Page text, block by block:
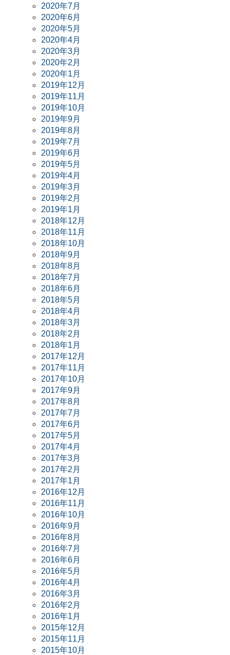
2020年7月
2020年6月
2020年5月
2020年4月
2020年3月
2020年2月
2020年1月
2019年12月
2019年11月
2019年10月
2019年9月
2019年8月
2019年7月
2019年6月
2019年5月
2019年4月
2019年3月
2019年2月
2019年1月
2018年12月
2018年11月
2018年10月
2018年9月
2018年8月
2018年7月
2018年6月
2018年5月
2018年4月
2018年3月
2018年2月
2018年1月
2017年12月
2017年11月
2017年10月
2017年9月
2017年8月
2017年7月
2017年6月
2017年5月
2017年4月
2017年3月
2017年2月
2017年1月
2016年12月
2016年11月
2016年10月
2016年9月
2016年8月
2016年7月
2016年6月
2016年5月
2016年4月
2016年3月
2016年2月
2016年1月
2015年12月
2015年11月
2015年10月